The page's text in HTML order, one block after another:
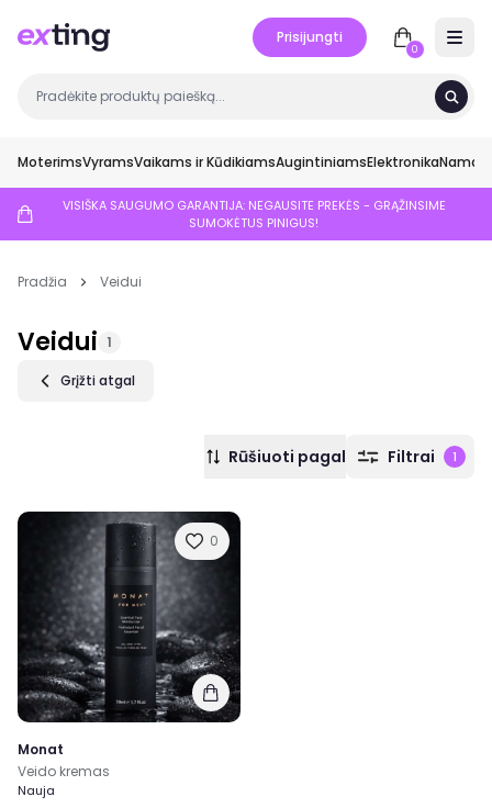
Prisijungti
0
MoterimsVyramsVaikams ir KūdikiamsAugintiniamsElektronikaNamai
VISIŠKA SAUGUMO GARANTIJA: NEGAUSITE PREKĖS - GRĄŽINSIME
SUMOKĖTUS PINIGUS!
Pradžia Veidui
Veidui 1
Grįžti atgal
Rūšiuoti pagal Filtrai 1
0
Monat
Veido kremas
Nauja